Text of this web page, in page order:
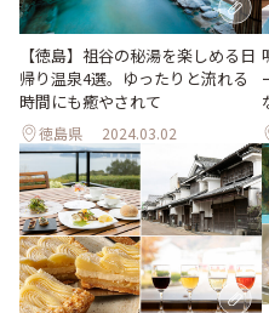
【徳島】祖谷の秘湯を楽しめる日
帰り温泉4選。ゆったりと流れる
時間にも癒やされて
徳島県 2024.03.02